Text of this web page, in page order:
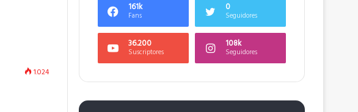
1.024
161k
Fans
0
Seguidores
36.200
Suscriptores
108k
Seguidores